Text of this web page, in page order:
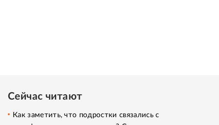
Сейчас читают
Как заметить, что подростки связались с